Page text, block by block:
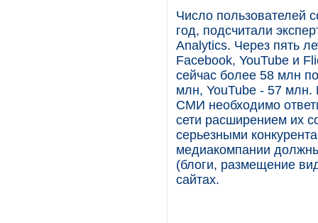
Число пользователей
год, подсчитали
Analytics. Через пять
Facebook, YouTube и
сейчас более 58 млн
млн, YouTube - 57
СМИ необходимо
сети расширением их
серьезными
медиакомпании
(блоги, размещение
сайтах.